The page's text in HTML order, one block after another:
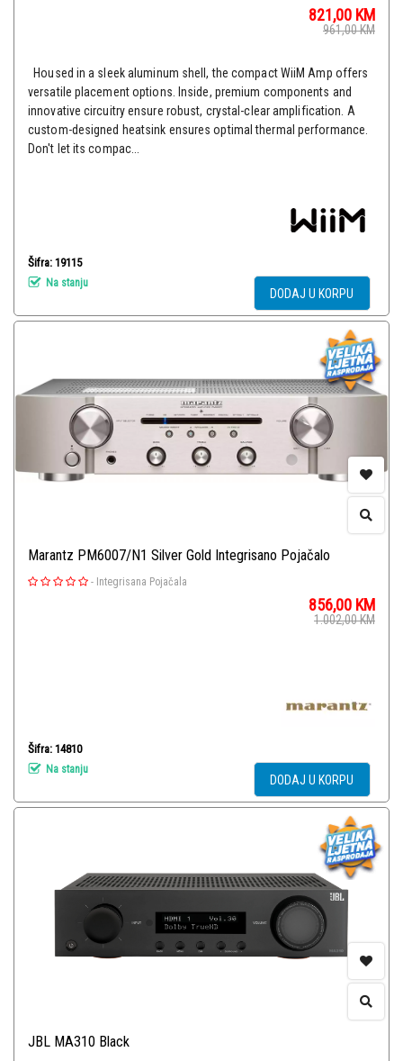
821,00 KM
961,00KM
Housed in a sleek aluminum shell, the compact WiiM Amp offers
versatile placement options. Inside, premium components and
innovative circuitry ensure robust, crystal-clear amplification. A
custom-designed heatsink ensures optimal thermal performance.
Don't let its compac...
Šifra: 19115
Na stanju
DODAJ U KORPU
Marantz PM6007/N1 Silver Gold Integrisano Pojačalo
- Integrisana Pojačala
856,00 KM
1.002,00KM
Šifra: 14810
Na stanju
DODAJ U KORPU
JBL MA310 Black